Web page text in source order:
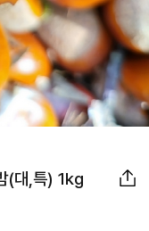
(대,특) 1kg